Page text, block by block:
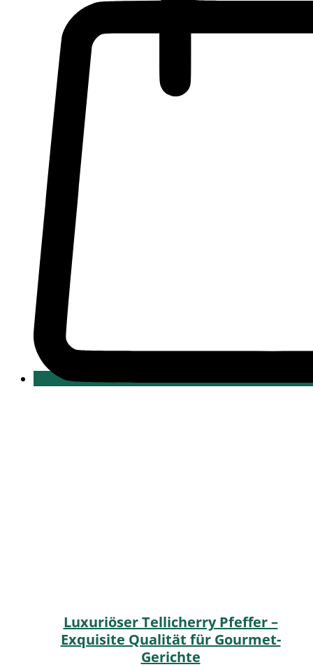
Luxuriöser Tellicherry Pfeffer –
Exquisite Qualität für Gourmet-
Gerichte